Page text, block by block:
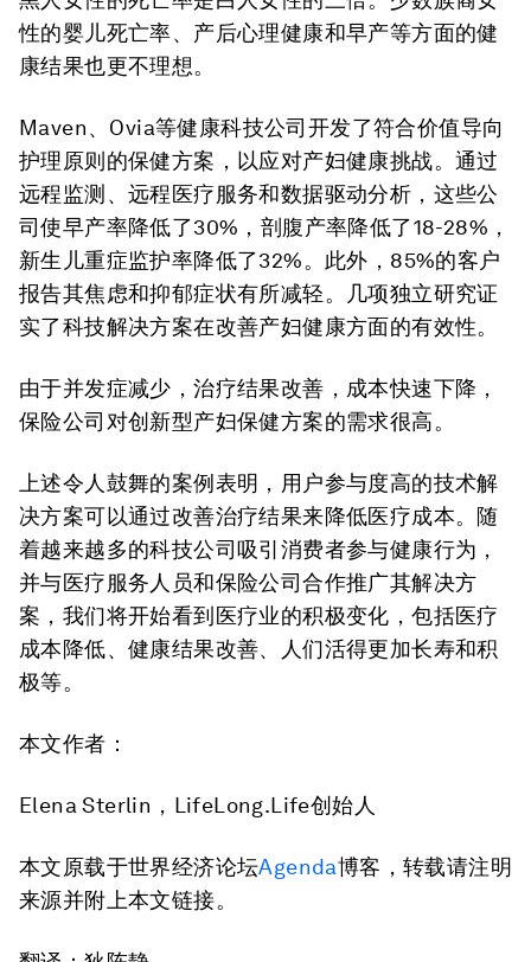
性的婴儿死亡率、产后心理健康和早产等方面的健
康结果也更不理想。
Maven、Ovia等健康科技公司开发了符合价值导向
护理原则的保健方案，以应对产妇健康挑战。通过
远程监测、远程医疗服务和数据驱动分析，这些公
司使早产率降低了30%，剖腹产率降低了18-28%，
新生儿重症监护率降低了32%。此外，85%的客户
报告其焦虑和抑郁症状有所减轻。几项独立研究证
实了科技解决方案在改善产妇健康方面的有效性。
由于并发症减少，治疗结果改善，成本快速下降，
保险公司对创新型产妇保健方案的需求很高。
上述令人鼓舞的案例表明，用户参与度高的技术解
决方案可以通过改善治疗结果来降低医疗成本。随
着越来越多的科技公司吸引消费者参与健康行为，
并与医疗服务人员和保险公司合作推广其解决方
案，我们将开始看到医疗业的积极变化，包括医疗
成本降低、健康结果改善、人们活得更加长寿和积
极等。
本文作者：
Elena Sterlin，LifeLong.Life创始人
本文原载于世界经济论坛Agenda博客，转载请注明
来源并附上本文链接。